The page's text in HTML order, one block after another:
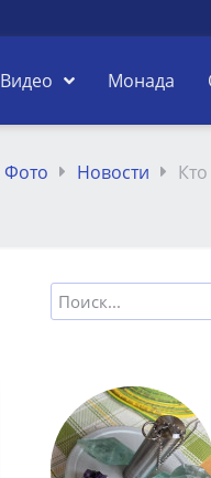
Видео Монада
Фото Новости